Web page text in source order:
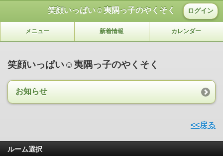
笑顔いっぱい☺夷隅っ子のやくそく ログイン
メニュー 新着情報 カレンダー
笑顔いっぱい☺夷隅っ子のやくそく
お知らせ
<<戻る
ルーム選択